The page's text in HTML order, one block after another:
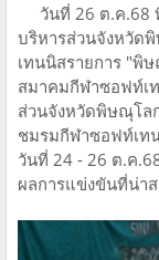
วันที่ 26 ต.ค.68
บริหารส่วนจังหวัด
เทนนิสรายการ "พิ
สมาคมกีฬาซอฟท์เ
ส่วนจังหวัดพิษณุโล
ชมรมกีฬาซอฟท์เท
วันที่ 24 - 26 ต.ค
ผลการแข่งขันที่น่า